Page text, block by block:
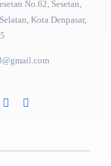
No.62, Sesetan,
Kota Denpasar,